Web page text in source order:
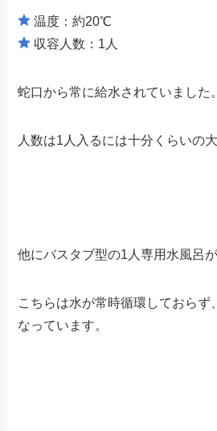
温度：約20℃
収容人数：1人
蛇口から常に給水されていました。
人数は1人入るには十分くらいの
他にバスタブ型の1人専用水風呂が
こちらは水が常時循環しておらず
なっています。